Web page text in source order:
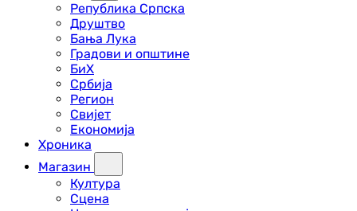
Република Српска
Друштво
Бања Лука
Градови и општине
БиХ
Србија
Регион
Свијет
Економија
Хроника
Магазин
Култура
Сцена